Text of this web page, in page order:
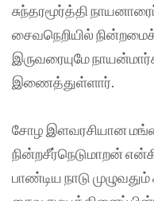
சுந்தரமூர்த்தி
சைவநெறியில்
இருவரையுமே
இணைத்துள்ளார்.
சோழ இளவரசியான
நின்றசீர்நெடுமாறன்
பாண்டிய நாடு